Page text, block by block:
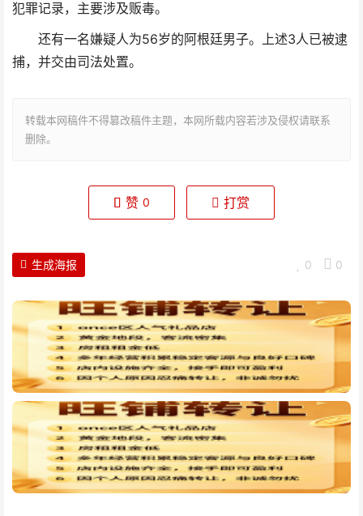
犯罪记录，主要涉及贩毒。
还有一名嫌疑人为56岁的阿根廷男子。上述3人已被逮
捕，并交由司法处置。
转载本网稿件不得篡改稿件主题，本网所载内容若涉及侵权请联系
删除。
赞 0 打赏
0 0
生成海报